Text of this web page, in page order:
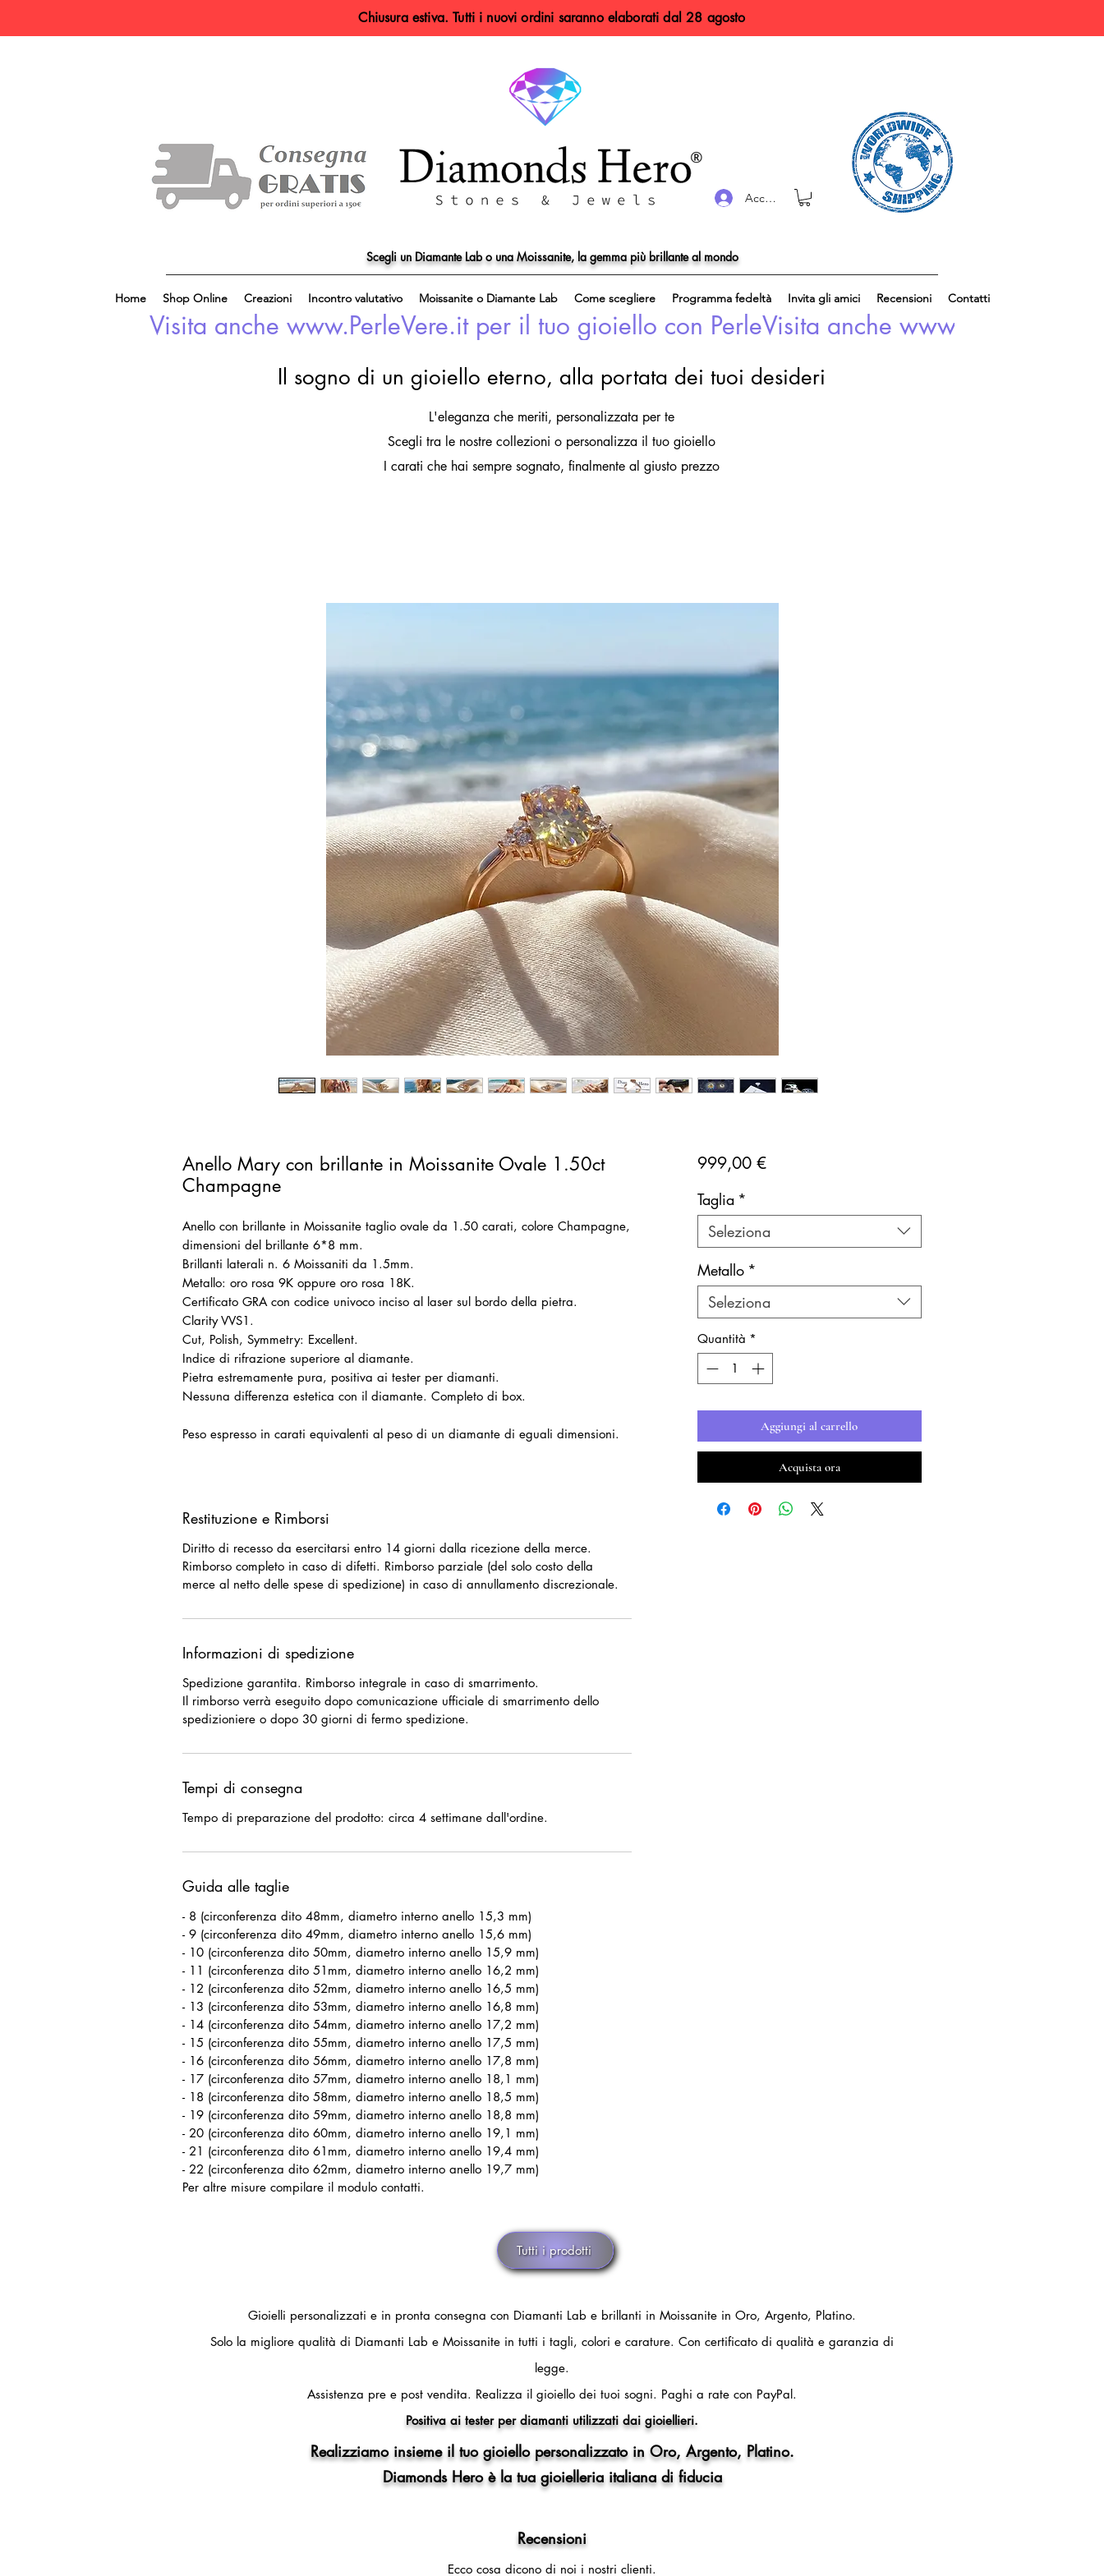
Chiusura estiva. Tutti i nuovi ordini saranno elaborati dal 28 agosto
Accedi
Scegli un Diamante Lab o una Moissanite, la gemma più brillante al mondo
Home Shop Online Creazioni Incontro valutativo Moissanite o Diamante Lab Come scegliere Programma fedeltà Invita gli amici Recensioni Contatti
Visita anche www.PerleVere.it per il tuo gioiello con Perle
Il sogno di un gioiello eterno, alla portata dei tuoi desideri
L'eleganza che meriti, personalizzata per te
Scegli tra le nostre collezioni o personalizza il tuo gioiello
I carati che hai sempre sognato, finalmente al giusto prezzo
Anello Mary con brillante in Moissanite Ovale 1.50ct
Champagne
Anello con brillante in Moissanite taglio ovale da 1.50 carati, colore Champagne,
dimensioni del brillante 6*8 mm.
Brillanti laterali n. 6 Moissaniti da 1.5mm.
Metallo: oro rosa 9K oppure oro rosa 18K.
Certificato GRA con codice univoco inciso al laser sul bordo della pietra.
Clarity VVS1.
Cut, Polish, Symmetry: Excellent.
Indice di rifrazione superiore al diamante.
Pietra estremamente pura, positiva ai tester per diamanti.
Nessuna differenza estetica con il diamante. Completo di box.
Peso espresso in carati equivalenti al peso di un diamante di eguali dimensioni.
Restituzione e Rimborsi
Diritto di recesso da esercitarsi entro 14 giorni dalla ricezione della merce.
Rimborso completo in caso di difetti. Rimborso parziale (del solo costo della
merce al netto delle spese di spedizione) in caso di annullamento discrezionale.
Informazioni di spedizione
Spedizione garantita. Rimborso integrale in caso di smarrimento.
Il rimborso verrà eseguito dopo comunicazione ufficiale di smarrimento dello
spedizioniere o dopo 30 giorni di fermo spedizione.
Tempi di consegna
Tempo di preparazione del prodotto: circa 4 settimane dall'ordine.
Guida alle taglie
- 8 (circonferenza dito 48mm, diametro interno anello 15,3 mm)
- 9 (circonferenza dito 49mm, diametro interno anello 15,6 mm)
- 10 (circonferenza dito 50mm, diametro interno anello 15,9 mm)
- 11 (circonferenza dito 51mm, diametro interno anello 16,2 mm)
- 12 (circonferenza dito 52mm, diametro interno anello 16,5 mm)
- 13 (circonferenza dito 53mm, diametro interno anello 16,8 mm)
- 14 (circonferenza dito 54mm, diametro interno anello 17,2 mm)
- 15 (circonferenza dito 55mm, diametro interno anello 17,5 mm)
- 16 (circonferenza dito 56mm, diametro interno anello 17,8 mm)
- 17 (circonferenza dito 57mm, diametro interno anello 18,1 mm)
- 18 (circonferenza dito 58mm, diametro interno anello 18,5 mm)
- 19 (circonferenza dito 59mm, diametro interno anello 18,8 mm)
- 20 (circonferenza dito 60mm, diametro interno anello 19,1 mm)
- 21 (circonferenza dito 61mm, diametro interno anello 19,4 mm)
- 22 (circonferenza dito 62mm, diametro interno anello 19,7 mm)
Per altre misure compilare il modulo contatti.
999,00 €Prezzo
Taglia *
Seleziona
Metallo *
Seleziona
Quantità *
Aggiungi al carrello
Acquista ora
Tutti i prodotti
Gioielli personalizzati e in pronta consegna con Diamanti Lab e brillanti in Moissanite in Oro, Argento, Platino.
Solo la migliore qualità di Diamanti Lab e Moissanite in tutti i tagli, colori e carature. Con certificato di qualità e garanzia di
legge.
Assistenza pre e post vendita. Realizza il gioiello dei tuoi sogni. Paghi a rate con PayPal.
Positiva ai tester per diamanti utilizzati dai gioiellieri.
Realizziamo insieme il tuo gioiello personalizzato in Oro, Argento, Platino.
Diamonds Hero è la tua gioielleria italiana di fiducia
Recensioni
Ecco cosa dicono di noi i nostri clienti.